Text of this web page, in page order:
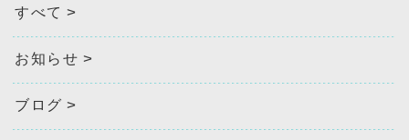
すべて
お知らせ
ブログ